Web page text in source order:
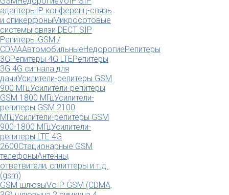
адаптерыIP конференц-связь
и спикерфоныМикросотовые
системы связи DECT SIP
Репитеры GSM /
CDMAАвтомобильныеНедорогиеРепитеры
3GРепитеры 4G LTEРепитеры
3G 4G сигнала для
дачиУсилители-репитеры GSM
900 МГцУсилители-репитеры
GSM 1800 МГцУсилители-
репитеры GSM 2100
МГцУсилители-репитеры GSM
900-1800 МГцУсилители-
репитеры LTE 4G
2600Стационарные GSM
телефоныАнтенны,
ответвители, сплиттеры и т.д.
(gsm)
GSM шлюзыVoIP GSM (CDMA,